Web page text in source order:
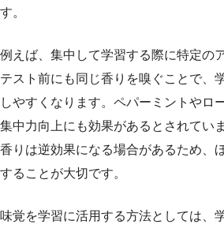
す。
例えば、集中して学習する際に特定の
テスト前にも同じ香りを嗅ぐことで、
しやすくなります。ペパーミントやロ
集中力向上にも効果があるとされてい
香りは逆効果になる場合があるため、
することが大切です。
味覚を学習に活用する方法としては、